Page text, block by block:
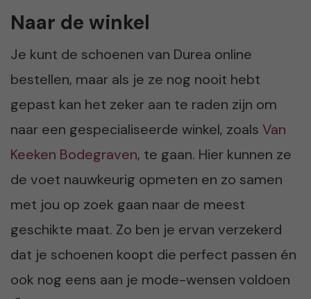
Naar de winkel
Je kunt de schoenen van Durea online
bestellen, maar als je ze nog nooit hebt
gepast kan het zeker aan te raden zijn om
naar een gespecialiseerde winkel, zoals Van
Keeken Bodegraven, te gaan. Hier kunnen ze
de voet nauwkeurig opmeten en zo samen
met jou op zoek gaan naar de meest
geschikte maat. Zo ben je ervan verzekerd
dat je schoenen koopt die perfect passen én
ook nog eens aan je mode-wensen voldoen